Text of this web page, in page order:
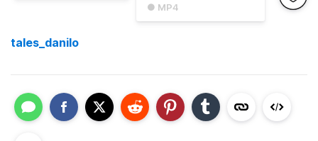
● MP4
tales_danilo